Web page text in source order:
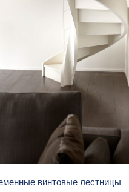
винтовые лестницы